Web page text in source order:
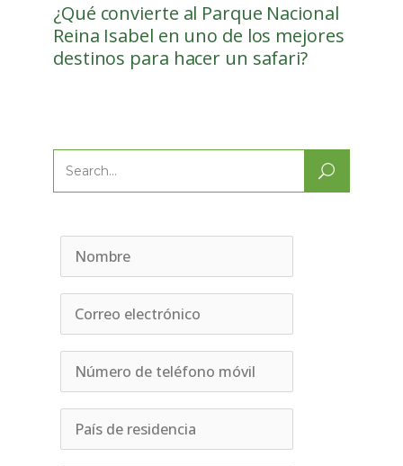
¿Qué convierte al Parque Nacional
Reina Isabel en uno de los mejores
destinos para hacer un safari?
Search
for: